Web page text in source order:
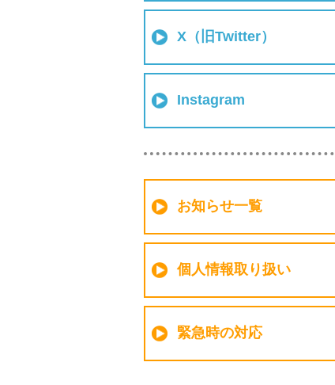
X（旧Twitter）
Instagram
お知らせ一覧
個人情報取り扱い
緊急時の対応